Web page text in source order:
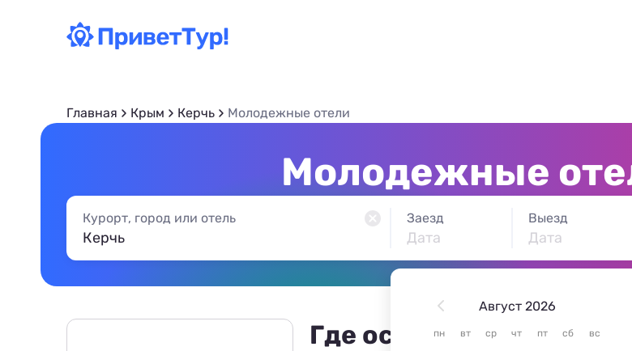
Главная Крым Керчь Молодежные отели
Молодежные
Курорт, город или отель Заезд
Дата
Выезд
Дата
Август 2026
пн вт ср чт пт сб вс
Где остановиться в